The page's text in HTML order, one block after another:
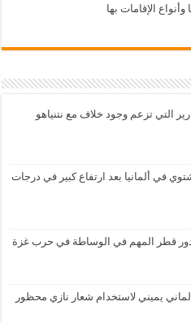
الإقامات بها
التي تزعم وجود خلاف مع نتنياهو
في ألمانيا بعد ارتفاع كبير في درجات
دور قطر المهم في الوساطة في حرب غزة
يميني لاستخدام شعار نازي محظور